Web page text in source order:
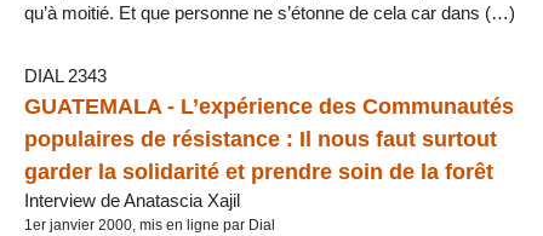
qu’à moitié. Et que personne ne s’étonne de cela car dans (…)
DIAL 2343
GUATEMALA - L’expérience des Communautés
populaires de résistance : Il nous faut surtout
garder la solidarité et prendre soin de la forêt
Interview de Anatascia Xajil
1er janvier 2000, mis en ligne par Dial